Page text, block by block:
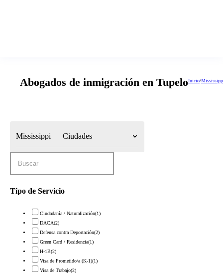
Abogados de inmigración en TupeloInicio/
Mississippi — Ciudades
Tipo de Servicio
Ciudadanía / Naturalización(1)
DACA(2)
Defensa contra Deportación(2)
Green Card / Residencia(1)
H-1B(2)
Visa de Prometido/a (K-1)(1)
Visa de Trabajo(2)